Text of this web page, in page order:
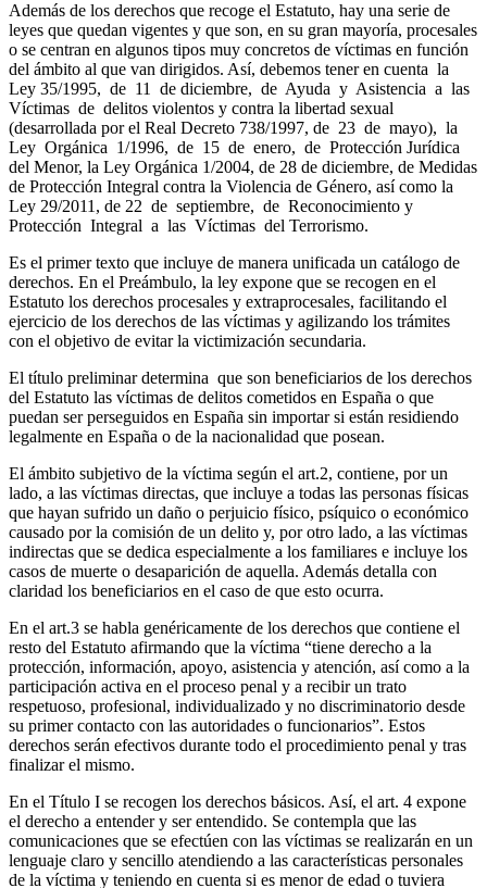
Además de los derechos que recoge el Estatuto, hay una serie de
leyes que quedan vigentes y que son, en su gran mayoría, procesales
o se centran en algunos tipos muy concretos de víctimas en función
del ámbito al que van dirigidos. Así, debemos tener en cuenta la
Ley 35/1995, de 11 de diciembre, de Ayuda y Asistencia a las
Víctimas de delitos violentos y contra la libertad sexual
(desarrollada por el Real Decreto 738/1997, de 23 de mayo), la
Ley Orgánica 1/1996, de 15 de enero, de Protección Jurídica
del Menor, la Ley Orgánica 1/2004, de 28 de diciembre, de Medidas
de Protección Integral contra la Violencia de Género, así como la
Ley 29/2011, de 22 de septiembre, de Reconocimiento y
Protección Integral a las Víctimas del Terrorismo.
Es el primer texto que incluye de manera unificada un catálogo de
derechos. En el Preámbulo, la ley expone que se recogen en el
Estatuto los derechos procesales y extraprocesales, facilitando el
ejercicio de los derechos de las víctimas y agilizando los trámites
con el objetivo de evitar la victimización secundaria.
El título preliminar determina que son beneficiarios de los derechos
del Estatuto las víctimas de delitos cometidos en España o que
puedan ser perseguidos en España sin importar si están residiendo
legalmente en España o de la nacionalidad que posean.
El ámbito subjetivo de la víctima según el art.2, contiene, por un
lado, a las víctimas directas, que incluye a todas las personas físicas
que hayan sufrido un daño o perjuicio físico, psíquico o económico
causado por la comisión de un delito y, por otro lado, a las víctimas
indirectas que se dedica especialmente a los familiares e incluye los
casos de muerte o desaparición de aquella. Además detalla con
claridad los beneficiarios en el caso de que esto ocurra.
En el art.3 se habla genéricamente de los derechos que contiene el
resto del Estatuto afirmando que la víctima “tiene derecho a la
protección, información, apoyo, asistencia y atención, así como a la
participación activa en el proceso penal y a recibir un trato
respetuoso, profesional, individualizado y no discriminatorio desde
su primer contacto con las autoridades o funcionarios”. Estos
derechos serán efectivos durante todo el procedimiento penal y tras
finalizar el mismo.
En el Título I se recogen los derechos básicos. Así, el art. 4 expone
el derecho a entender y ser entendido. Se contempla que las
comunicaciones que se efectúen con las víctimas se realizarán en un
lenguaje claro y sencillo atendiendo a las características personales
de la víctima y teniendo en cuenta si es menor de edad o tuviera